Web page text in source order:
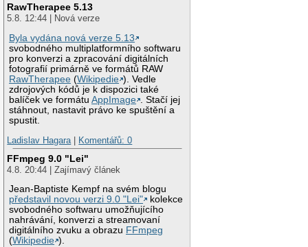
RawTherapee 5.13
5.8. 12:44 | Nová verze
Byla vydána nová verze 5.13
svobodného multiplatformního softwaru
pro konverzi a zpracování digitálních
fotografií primárně ve formátů RAW
RawTherapee (Wikipedie ). Vedle
zdrojových kódů je k dispozici také
balíček ve formátuAppImage
. Stačí jej
stáhnout, nastavit právo ke spuštění a
spustit.
Ladislav Hagara| Komentářů: 0
FFmpeg 9.0 "Lei"
4.8. 20:44 | Zajímavý článek
Jean-Baptiste Kempf na svém blogu
představil novou verzi 9.0 "Lei"
kolekce
svobodného softwaru umožňujícího
nahrávání, konverzi a streamovaní
digitálního zvuku a obrazu FFmpeg
(Wikipedie ).